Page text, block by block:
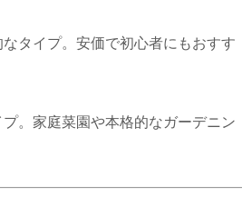
タイプ。安価で初心者にもおすす
。家庭菜園や本格的なガーデニン